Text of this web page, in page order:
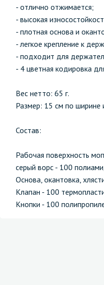
- отлично отжимается;
- высокая
- плотная основа и
- легкое крепление к
- подходит для
- 4 цветная кодировка
Вес нетто: 65 г.
Размер: 15 см по ширине
Состав:
Рабочая поверхность
серый ворс - 100
Основа, окантовка,
Клапан - 100
Кнопки - 100